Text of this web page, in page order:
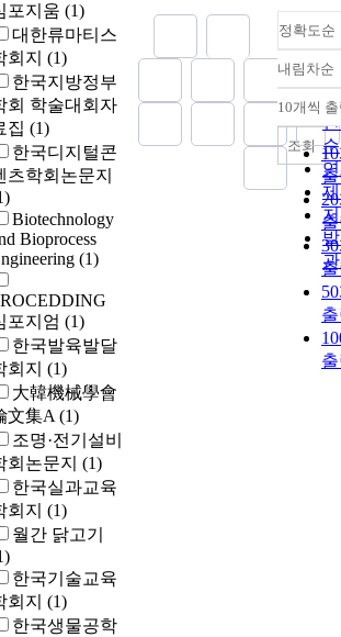
포지움 (1)
대한류마티스
회지 (1)
한국지방정부
회 학술대회자
집 (1)
한국디지털콘
츠학회논문지
Biotechnology
Bioprocess
(1)
포지엄 (1)
한국발육발달
회지 (1)
大韓機械學會
文集A(1)
조명·전기설비
회논문지 (1)
한국실과교육
회지 (1)
월간 닭고기
한국기술교육
회지 (1)
한국생물공학
정확도순
순
순
내림차순
10개씩
조회